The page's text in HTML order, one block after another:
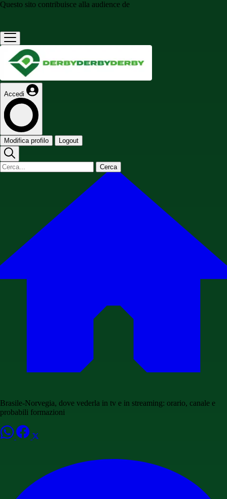
Questo sito contribuisce alla audience de
Accedi
Modifica profilo Logout
Cerca
Brasile-Norvegia, dove vederla in tv e in streaming: orario, canale e
probabili formazioni